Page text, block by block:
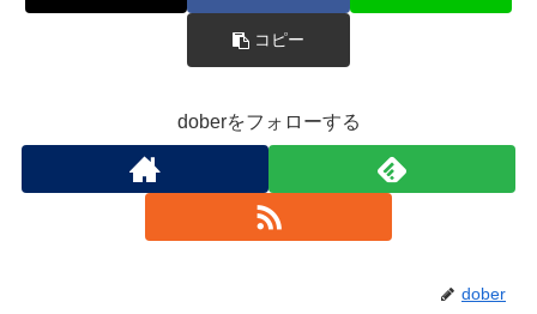
コピー
doberをフォローする
dober